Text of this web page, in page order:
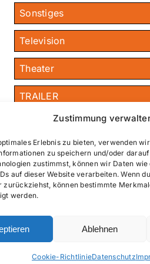
Zustimmung
Erlebnis zu bieten, verwenden
zu speichern und/oder
zustimmst, können wir Daten
auf dieser Website verarbeiten. Wenn
zurückziehst, können bestimmte
werden.
Ablehnen
Cookie-RichtlinieDatenschutz
Sonstiges
Television
Theater
TRAILER
Wissenschaft
Publizistikinstitut Wien